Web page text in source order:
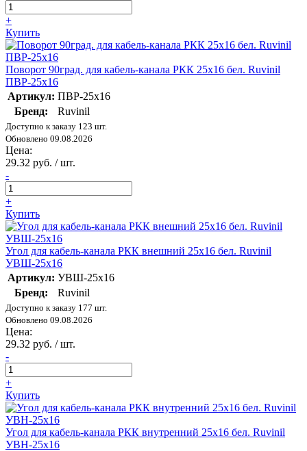
+
Купить
Поворот 90град. для кабель-канала РКК 25х16 бел. Ruvinil
ПВР-25х16
Артикул: ПВР-25х16
Бренд:
Ruvinil
Доступно к заказу 123 шт.
Обновлено 09.08.2026
Цена:
29.32 руб. / шт.
-
+
Купить
Угол для кабель-канала РКК внешний 25х16 бел. Ruvinil
УВШ-25х16
Артикул: УВШ-25х16
Бренд:
Ruvinil
Доступно к заказу 177 шт.
Обновлено 09.08.2026
Цена:
29.32 руб. / шт.
-
+
Купить
Угол для кабель-канала РКК внутренний 25х16 бел. Ruvinil
УВН-25х16